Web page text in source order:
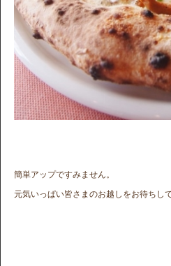
簡単アップですみません。
元気いっぱい皆さまのお越しをお待ちし